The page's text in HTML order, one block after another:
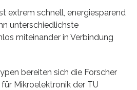
extrem schnell, energiesparend
unterschiedlichste
miteinander in Verbindung
bereiten sich die Forscher
Mikroelektronik der TU